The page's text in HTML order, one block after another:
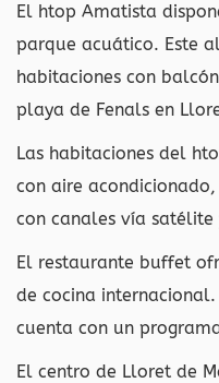
El htop Amatista
parque acuático. Este
habitaciones con
playa de Fenals en
Las habitaciones del
con aire
con canales vía
El restaurante buffet
de cocina
cuenta con un
El centro de Lloret de